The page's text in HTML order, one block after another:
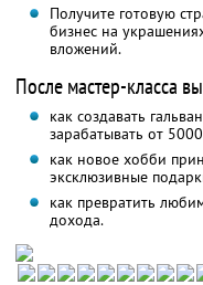
Получите готовую
бизнес на
вложений.
После мастер-класса
как создавать
зарабатывать от
как новое хобби
эксклюзивные
как превратить
дохода.